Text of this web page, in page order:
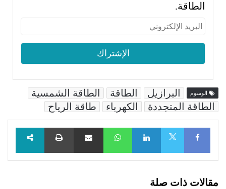
الطاقة.
الوسوم البرازيل الطاقة
الطاقة الشمسية
الطاقة المتجددة
الكهرباء طاقة الرياح
Facebook
LinkedIn
WhatsAppمشاركة عبر البريد طباعة
مقالات ذات صلة